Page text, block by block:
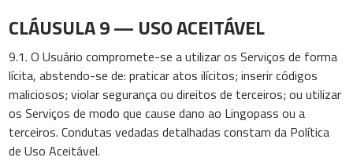
CLÁUSULA 9 — USO ACEITÁVEL
9.1. O Usuário compromete-se a utilizar os Serviços de forma
lícita, abstendo-se de: praticar atos ilícitos; inserir códigos
maliciosos; violar segurança ou direitos de terceiros; ou utilizar
os Serviços de modo que cause dano ao Lingopass ou a
terceiros. Condutas vedadas detalhadas constam da Política
de Uso Aceitável.